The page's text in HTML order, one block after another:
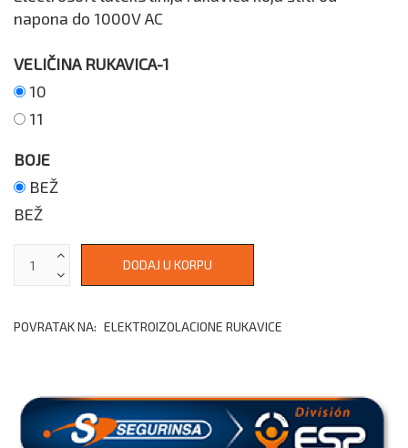
napona do 1000V AC
VELIČINA RUKAVICA-1
10
11
BOJE
BEŽ
BEŽ
POVRATAK NA: ELEKTROIZOLACIONE RUKAVICE